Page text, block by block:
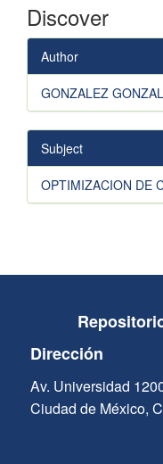
Discover
Author
GONZALEZ
Subject
OPTIMIZACION DE
Dirección
Av. Universidad
Ciudad de México,